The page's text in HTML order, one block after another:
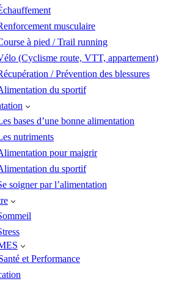
musculaire
à pied / Trail running
(Cyclisme route, VTT, appartement)
/ Prévention des blessures
du sportif
bases d’une bonne alimentation
nutriments
pour maigrir
du sportif
soigner par l’alimentation
et Performance